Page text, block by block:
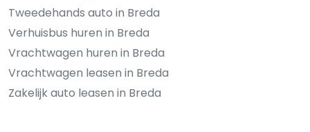
Tweedehands auto in Breda
Verhuisbus huren in Breda
Vrachtwagen huren in Breda
Vrachtwagen leasen in Breda
Zakelijk auto leasen in Breda